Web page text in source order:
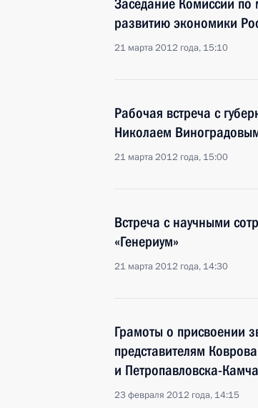
Заседание Комиссии по
развитию экономики
21 марта 2012 года, 15:10
Рабочая встреча с
Николаем
21 марта 2012 года, 15:00
Встреча с научными
«Генериум»
21 марта 2012 года, 14:30
Грамоты о присвоении
представителям
и Петропавловска-
23 февраля 2012 года, 14:15